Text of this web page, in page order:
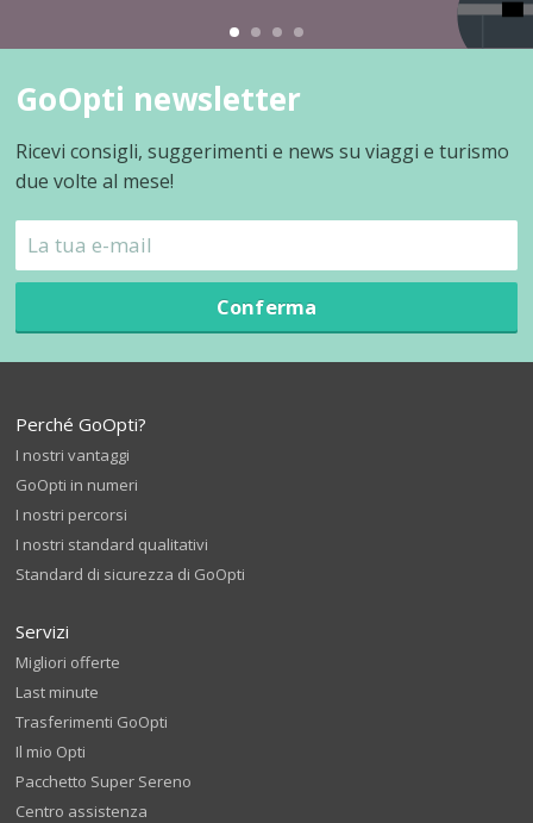
GoOpti newsletter
Ricevi consigli, suggerimenti e news su viaggi e turismo
due volte al mese!
Conferma
Perché GoOpti?
I nostri vantaggi
GoOpti in numeri
I nostri percorsi
I nostri standard qualitativi
Standard di sicurezza di GoOpti
Servizi
Migliori offerte
Last minute
Trasferimenti GoOpti
Il mio Opti
Pacchetto Super Sereno
Centro assistenza